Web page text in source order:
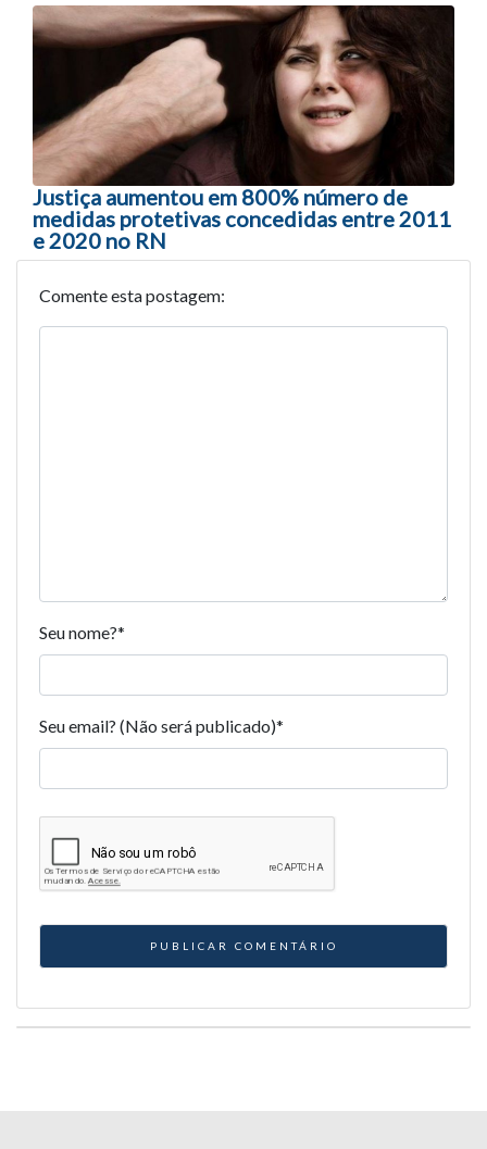
Justiça aumentou em 800% número de
medidas protetivas concedidas entre 2011
e 2020 no RN
Comente esta postagem:
Seu nome?*
Seu email? (Não será publicado)*